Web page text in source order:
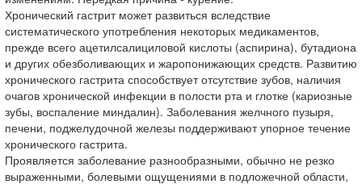
Хронический гастрит может развиться вследствие
систематического употребления некоторых медикаментов,
прежде всего ацетилсалициловой кислоты (аспирина), бутадиона
и других обезболивающих и жаропонижающих средств. Развитию
хронического гастрита способствует отсутствие зубов, наличия
очагов хронической инфекции в полости рта и глотке (кариозные
зубы, воспаление миндалин). Заболевания желчного пузыря,
печени, поджелудочной железы поддерживают упорное течение
хронического гастрита.
Проявляется заболевание разнообразными, обычно не резко
выраженными, болевыми ощущениями в подложечной области,